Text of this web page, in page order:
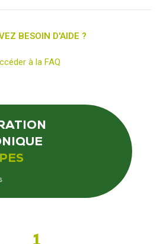
BESOIN D'AIDE ?
à la FAQ